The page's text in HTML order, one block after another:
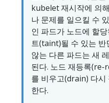
kubelet 재시작에 의
나 문제를 일으킬 수
인 파드가 노드에 할
트(taint)될 수 있는 반
않는 다른 파드는 새
된다. 노드 재등록
를 비우고(drain) 다시
한다.